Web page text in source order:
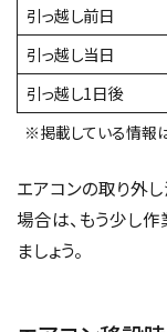
引っ越し前日
引っ越し当日
引っ越し1日後
※掲載している情報
エアコンの取り外
場合は、もう少し
ましょう。